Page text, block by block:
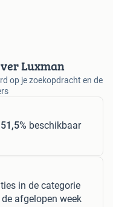
Luxman
op je zoekopdracht en de
51,5% beschikbaar
in de categorie
afgelopen week